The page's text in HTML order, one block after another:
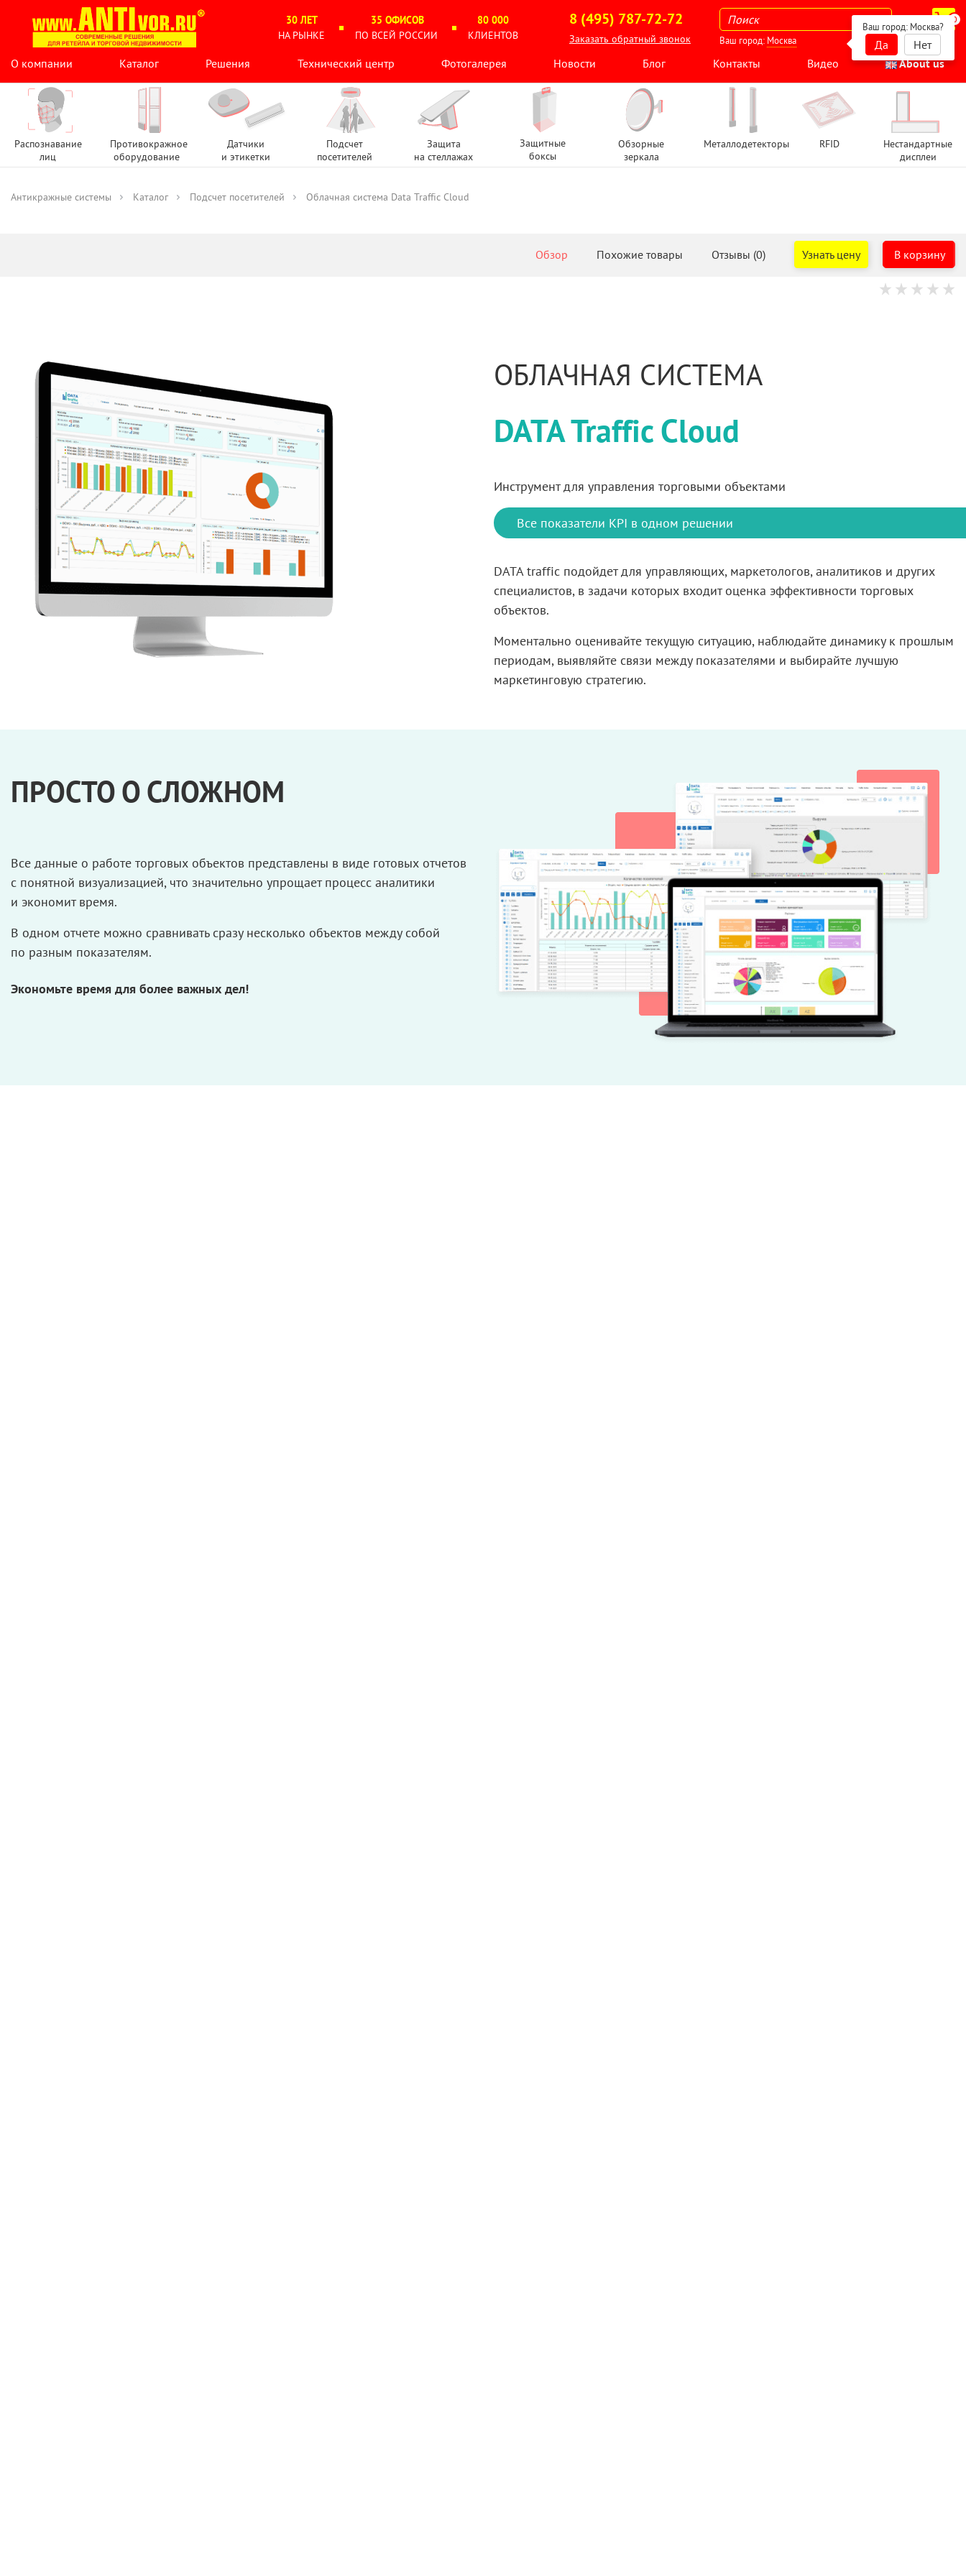
30 ЛЕТ
НА РЫНКЕ
35 ОФИСОВ
ПО ВСЕЙ РОССИИ
80 000
КЛИЕНТОВ
8 (495) 787-72-72
Заказать обратный звонок
0
Ваш город: Москва
Ваш город: Москва?
Да
Нет
О компании
Каталог Решения Технический центр Фотогалерея Новости Блог Контакты Видео About us
Распознавание
лиц
Противокражное
оборудование
Датчики
и этикетки
Подсчет
посетителей
Защита
на стеллажах
Защитные
боксы
Обзорные
зеркала
Металлодетекторы RFID
Нестандартные
дисплеи
Антикражные системы Каталог Подсчет посетителей Облачная система Data Traffic Cloud
Обзор Похожие товары Отзывы (0) Узнать цену В корзину
ОБЛАЧНАЯ СИСТЕМА
DATA Traffic Cloud
Инструмент для управления торговыми объектами
Все показатели KPI в одном решении
DATA traffic подойдетдля управляющих,маркетологов, аналитиков и других
специалистов, в задачи которых входит оценка эффективности торговых
объектов.
Моментально оценивайте текущую ситуацию, наблюдайте динамику к прошлым
периодам, выявляйте связи между показателями и выбирайте лучшую
маркетинговую стратегию.
ПРОСТО О СЛОЖНОМ
Все данные о работе торговых объектов представлены в виде готовых отчетов
с понятной визуализацией, что значительно упрощает процесс аналитики
и экономитвремя.
В одном отчете можно сравнивать сразу несколько объектов между собой
по разным показателям.
Экономьте время для более важных дел!